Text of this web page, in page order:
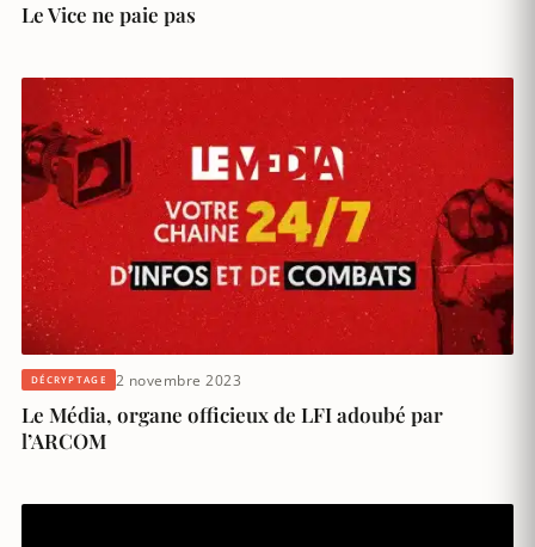
Le Vice ne paie pas
DÉCRYPTAGE 2 novembre 2023
Le Média, organe officieux de LFI adoubé par
l’ARCOM